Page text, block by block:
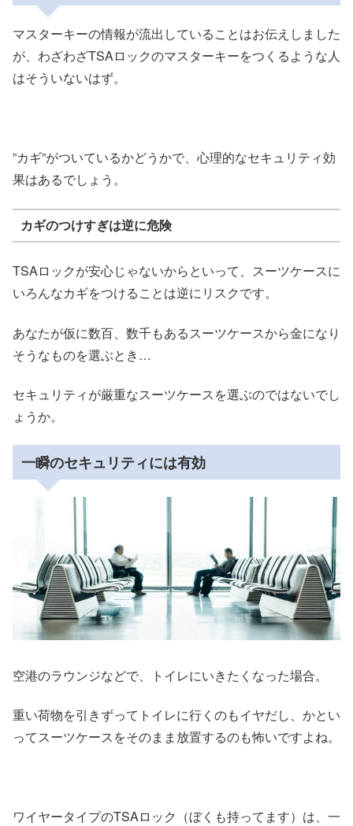
マスターキーの情報が流出していることはお伝えしました
が、わざわざTSAロックのマスターキーをつくるような人
はそういないはず。
”カギ”がついているかどうかで、心理的なセキュリティ効
果はあるでしょう。
カギのつけすぎは逆に危険
TSAロックが安心じゃないからといって、スーツケースに
いろんなカギをつけることは逆にリスクです。
あなたが仮に数百、数千もあるスーツケースから金になり
そうなものを選ぶとき…
セキュリティが厳重なスーツケースを選ぶのではないでし
ょうか。
一瞬のセキュリティには有効
空港のラウンジなどで、トイレにいきたくなった場合。
重い荷物を引きずってトイレに行くのもイヤだし、かとい
ってスーツケースをそのまま放置するのも怖いですよね。
ワイヤータイプのTSAロック（ぼくも持ってます）は、一